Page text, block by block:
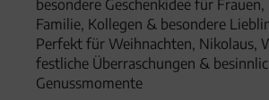
besondere Geschenkidee für
Familie, Kollegen & besondere
Perfekt für Weihnachten, Nikolaus,
festliche Überraschungen &
Genussmomente